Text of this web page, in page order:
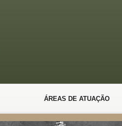
ÁREAS DE ATUAÇÃO